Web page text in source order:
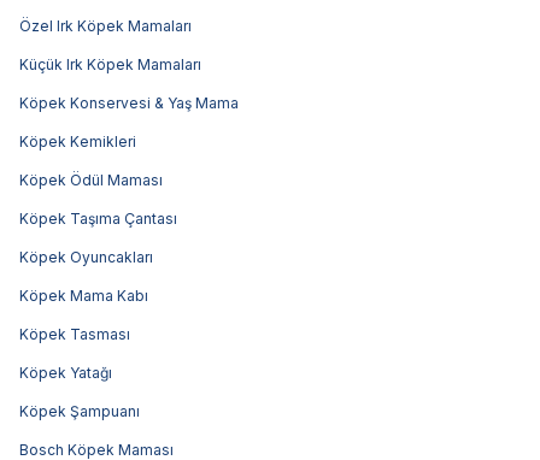
Özel Irk Köpek Mamaları
Küçük Irk Köpek Mamaları
Köpek Konservesi & Yaş Mama
Köpek Kemikleri
Köpek Ödül Maması
Köpek Taşıma Çantası
Köpek Oyuncakları
Köpek Mama Kabı
Köpek Tasması
Köpek Yatağı
Köpek Şampuanı
Bosch Köpek Maması